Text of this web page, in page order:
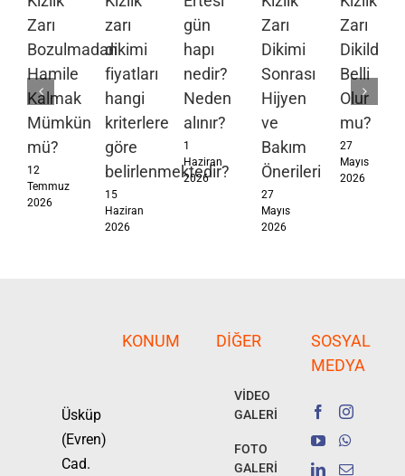
Zarı
Bozulmadan
Hamile
Kalmak
Mümkün
mü?
12
Temmuz
2026
zarı
dikimi
fiyatları
hangi
kriterlere
göre
belirlenmektedir?
15
Haziran
2026
gün
hapı
nedir?
Neden
alınır?
1
Haziran
2026
Zarı
Dikimi
Sonrası
Hijyen
ve
Bakım
Önerileri
27
Mayıs
2026
Zarı
Dikildiği
Belli
Olur
mu?
27
Mayıs
2026
Üsküp
(Evren)
Cad.
KONUM DIĞER
VİDEO
GALERİ
FOTO
GALERİ
SOSYAL
MEDYA